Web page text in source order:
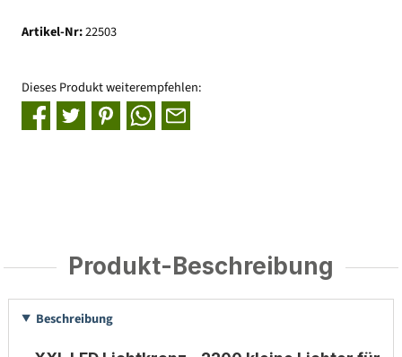
Artikel-Nr:22503
Dieses Produkt weiterempfehlen:
Produkt-Beschreibung
Beschreibung